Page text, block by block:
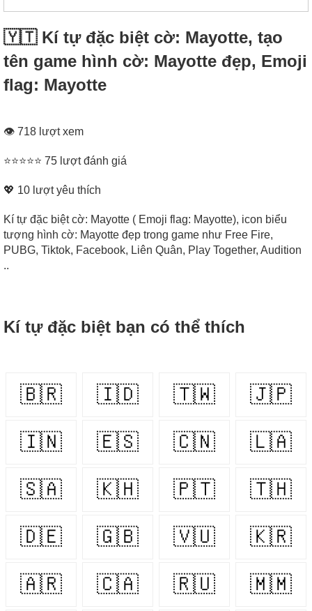
🇾🇹 Kí tự đặc biệt cờ: Mayotte, tạo
tên game hình cờ: Mayotte đẹp, Emoji
flag: Mayotte
👁 718 lượt xem
⭐⭐⭐⭐⭐ 75 lượt đánh giá
💖 10 lượt yêu thích
Kí tự đặc biệt cờ: Mayotte ( Emoji flag: Mayotte), icon biểu
tượng hình cờ: Mayotte đẹp trong game như Free Fire,
PUBG, Tiktok, Facebook, Liên Quân, Play Together, Audition
..
Kí tự đặc biệt bạn có thể thích
🇧🇷 🇮🇩 🇹🇼 🇯🇵
🇮🇳 🇪🇸 🇨🇳 🇱🇦
🇸🇦 🇰🇭 🇵🇹 🇹🇭
🇩🇪 🇬🇧 🇻🇺 🇰🇷
🇦🇷 🇨🇦 🇷🇺 🇲🇲